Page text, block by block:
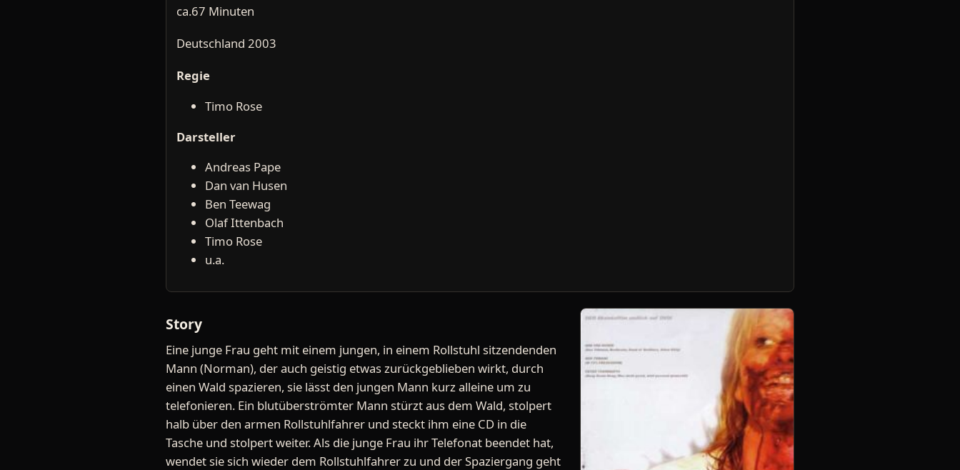
ca.67 Minuten
Deutschland 2003
Regie
Timo Rose
Darsteller
Andreas Pape
Dan van Husen
Ben Teewag
Olaf Ittenbach
Timo Rose
u.a.
Story
Eine junge Frau geht mit einem jungen, in einem Rollstuhl sitzendenden
Mann (Norman), der auch geistig etwas zurückgeblieben wirkt, durch
einen Wald spazieren, sie lässt den jungen Mann kurz alleine um zu
telefonieren. Ein blutüberströmter Mann stürzt aus dem Wald, stolpert
halb über den armen Rollstuhlfahrer und steckt ihm eine CD in die
Tasche und stolpert weiter. Als die junge Frau ihr Telefonat beendet hat,
wendet sie sich wieder dem Rollstuhlfahrer zu und der Spaziergang geht